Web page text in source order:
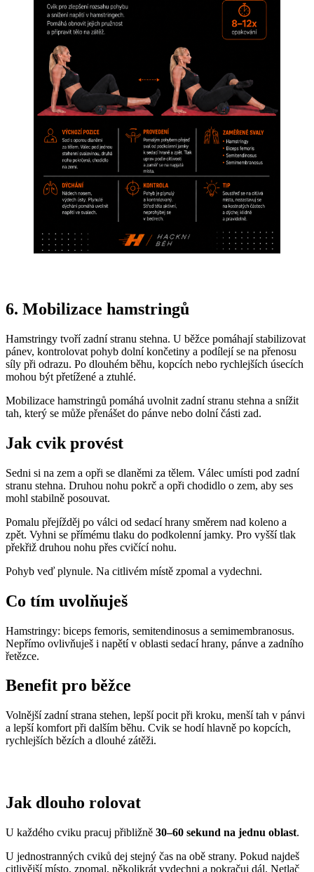
6. Mobilizace hamstringů
Hamstringy tvoří zadní stranu stehna. U běžce pomáhají stabilizovat
pánev, kontrolovat pohyb dolní končetiny a podílejí se na přenosu
síly při odrazu. Po dlouhém běhu, kopcích nebo rychlejších úsecích
mohou být přetížené a ztuhlé.
Mobilizace hamstringů pomáhá uvolnit zadní stranu stehna a snížit
tah, který se může přenášet do pánve nebo dolní části zad.
Jak cvik provést
Sedni si na zem a opři se dlaněmi za tělem. Válec umísti pod zadní
stranu stehna. Druhou nohu pokrč a opři chodidlo o zem, aby ses
mohl stabilně posouvat.
Pomalu přejížděj po válci od sedací hrany směrem nad koleno a
zpět. Vyhni se přímému tlaku do podkolenní jamky. Pro vyšší tlak
překřiž druhou nohu přes cvičící nohu.
Pohyb veď plynule. Na citlivém místě zpomal a vydechni.
Co tím uvolňuješ
Hamstringy: biceps femoris, semitendinosus a semimembranosus.
Nepřímo ovlivňuješ i napětí v oblasti sedací hrany, pánve a zadního
řetězce.
Benefit pro běžce
Volnější zadní strana stehen, lepší pocit při kroku, menší tah v pánvi
a lepší komfort při dalším běhu. Cvik se hodí hlavně po kopcích,
rychlejších bězích a dlouhé zátěži.
Jak dlouho rolovat
U každého cviku pracuj přibližně 30–60 sekund na jednu oblast.
U jednostranných cviků dej stejný čas na obě strany. Pokud najdeš
citlivější místo, zpomal, několikrát vydechni a pokračuj dál. Netlač